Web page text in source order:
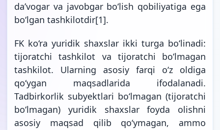
da’vogar va javobgar bo‘lish qobiliyatiga ega
bo‘lgan tashkilotdir[1].
FK ko‘ra yuridik shaxslar ikki turga bo‘linadi:
tijoratchi tashkilot va tijoratchi bo‘lmagan
tashkilot. Ularning asosiy farqi o‘z oldiga
qo‘ygan maqsadlarida ifodalanadi.
Tadbirkorlik subyektlari bo‘lmagan (tijoratchi
bo‘lmagan) yuridik shaxslar foyda olishni
asosiy maqsad qilib qo‘ymagan, ammo